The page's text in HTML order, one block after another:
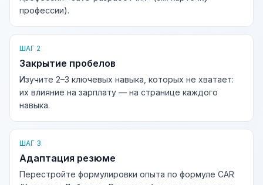
профессии).
ШАГ 2
Закрытие пробелов
Изучите 2–3 ключевых навыка, которых не хватает:
их влияние на зарплату — на странице каждого
навыка.
ШАГ 3
Адаптация резюме
Перестройте формулировки опыта по формуле CAR